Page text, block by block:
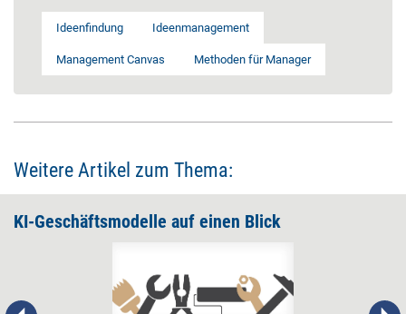
Ideenfindung Ideenmanagement
Management Canvas Methoden für Manager
Weitere Artikel zum Thema:
KI-Geschäftsmodelle auf einen Blick